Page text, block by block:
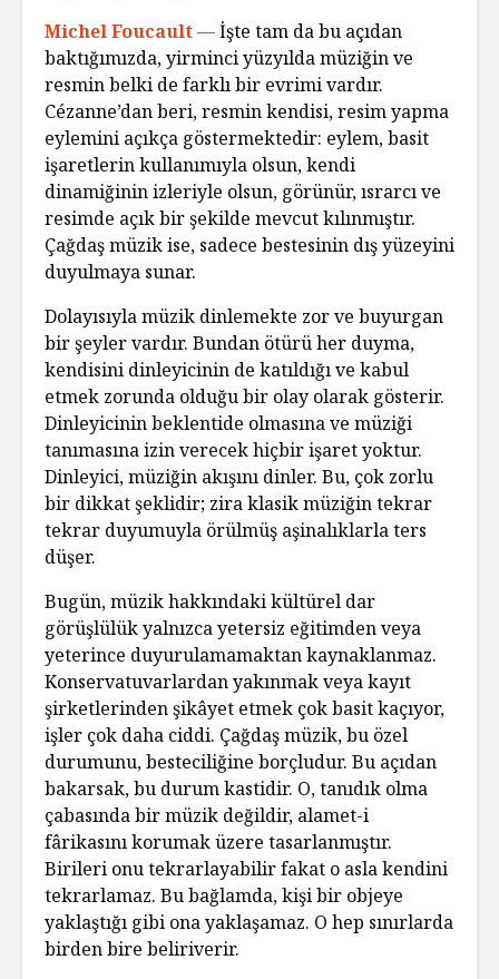
Michel Foucault —İşte tam da bu açıdan
baktığımızda, yirminci yüzyılda müziğin ve
resmin belki de farklı bir evrimi vardır.
Cézanne’dan beri, resmin kendisi, resim yapma
eylemini açıkça göstermektedir: eylem, basit
işaretlerin kullanımıyla olsun, kendi
dinamiğinin izleriyle olsun, görünür, ısrarcı ve
resimde açık bir şekilde mevcut kılınmıştır.
Çağdaş müzik ise, sadece bestesinin dış yüzeyini
duyulmaya sunar.
Dolayısıyla müzik dinlemekte zor ve buyurgan
bir şeyler vardır. Bundan ötürü her duyma,
kendisini dinleyicinin de katıldığı ve kabul
etmek zorunda olduğu bir olay olarak gösterir.
Dinleyicinin beklentide olmasına ve müziği
tanımasına izin verecek hiçbir işaret yoktur.
Dinleyici, müziğin akışını dinler. Bu, çok zorlu
bir dikkat şeklidir; zira klasik müziğin tekrar
tekrar duyumuyla örülmüş aşinalıklarla ters
düşer.
Bugün, müzik hakkındaki kültürel dar
görüşlülük yalnızca yetersiz eğitimden veya
yeterince duyurulamamaktan kaynaklanmaz.
Konservatuvarlardan yakınmak veya kayıt
şirketlerinden şikâyet etmek çok basit kaçıyor,
işler çok daha ciddi. Çağdaş müzik, bu özel
durumunu, besteciliğine borçludur. Bu açıdan
bakarsak, bu durum kastidir. O, tanıdık olma
çabasında bir müzik değildir, alamet-i
fârikasını korumak üzere tasarlanmıştır.
Birileri onu tekrarlayabilir fakat o asla kendini
tekrarlamaz. Bu bağlamda, kişi bir objeye
yaklaştığı gibi ona yaklaşamaz. O hep sınırlarda
birden bire beliriverir.